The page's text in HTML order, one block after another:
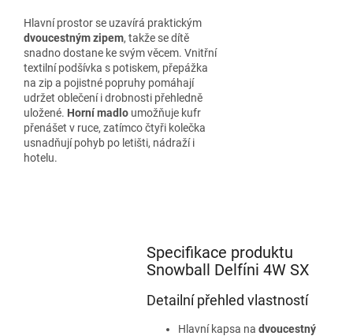
Hlavní prostor se uzavírá praktickým
dvoucestným zipem, takže se dítě
snadno dostane ke svým věcem. Vnitřní
textilní podšívka s potiskem, přepážka
na zip a pojistné popruhy pomáhají
udržet oblečení i drobnosti přehledně
uložené. Horní madlo umožňuje kufr
přenášet v ruce, zatímco čtyři kolečka
usnadňují pohyb po letišti, nádraží i
hotelu.
Specifikace produktu
Snowball Delfíni 4W SX
Detailní přehled vlastností
Hlavní kapsa na dvoucestný